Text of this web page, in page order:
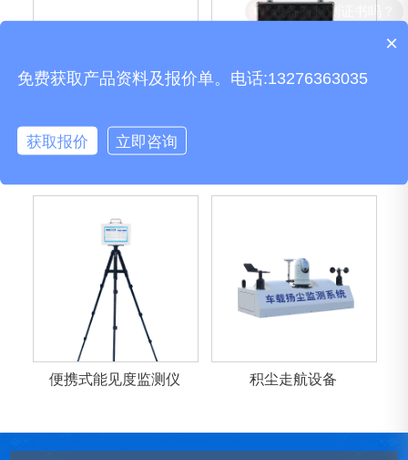
便携式能见度监测仪 积尘走航设备
产品包含安装吗？
设备有检测证书吗？
×
免费获取产品资料及报价单。电话:13276363035
获取报价 立即咨询